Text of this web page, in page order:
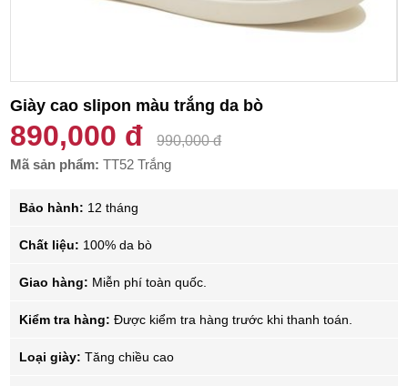
Giày cao slipon màu trắng da bò
890,000 đ
990,000 đ
Mã sản phẩm:TT52 Trắng
Bảo hành: 12 tháng
Chất liệu: 100% da bò
Giao hàng: Miễn phí toàn quốc.
Kiểm tra hàng: Được kiểm tra hàng trước khi thanh toán.
Loại giày: Tăng chiều cao